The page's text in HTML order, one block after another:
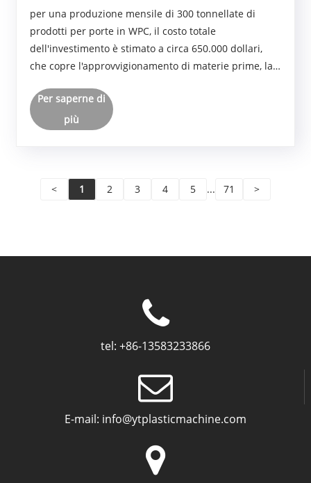
per una produzione mensile di 300 tonnellate di
prodotti per porte in WPC, il costo totale
dell'investimento è stimato a circa 650.000 dollari,
che copre l'approvvigionamento di materie prime, la
attrezzature e altre spese generali operative.
Ques......
Per saperne di
più
< 1 2 3 4 5 ... 71 >
tel: +86-13583233866
E-mail: info@ytplasticmachine.com